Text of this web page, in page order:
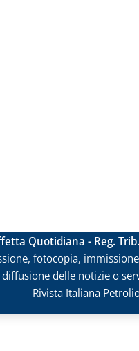
Quotidiana - Reg.
fotocopia,
delle notizie o
Rivista Italiana